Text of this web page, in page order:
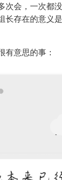
次会，一次都
长存在的意义
有意思的事：